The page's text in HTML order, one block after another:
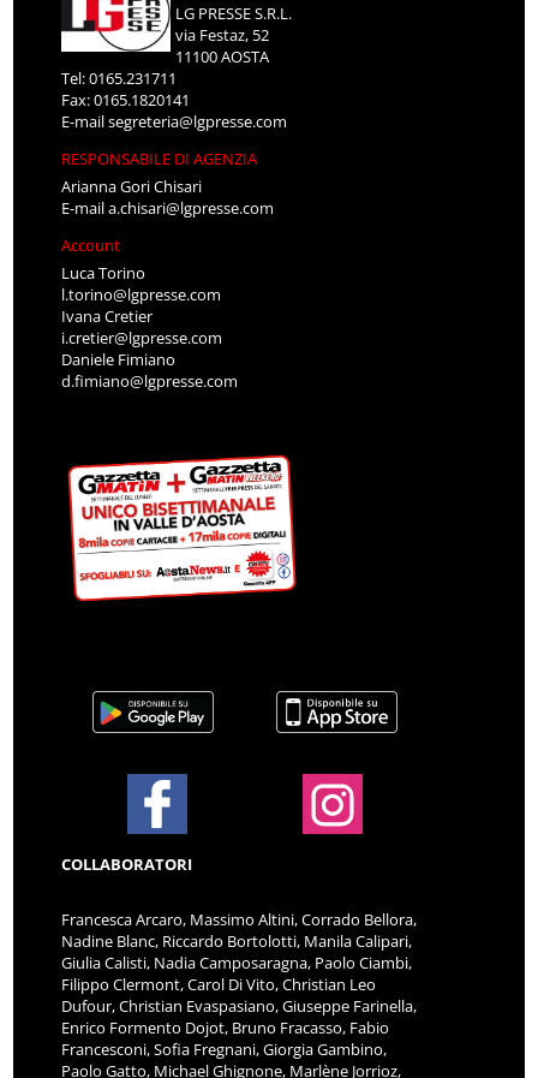
LG PRESSE S.R.L.
via Festaz, 52
11100 AOSTA
Tel: 0165.231711
Fax: 0165.1820141
E-mailsegreteria@lgpresse.com
RESPONSABILE DI AGENZIA
Arianna Gori Chisari
E-maila.chisari@lgpresse.com
Account
Luca Torino
l.torino@lgpresse.com
Ivana Cretier
i.cretier@lgpresse.com
Daniele Fimiano
d.fimiano@lgpresse.com
COLLABORATORI
Francesca Arcaro, Massimo Altini, Corrado Bellora,
Nadine Blanc, Riccardo Bortolotti, Manila Calipari,
Giulia Calisti, Nadia Camposaragna, Paolo Ciambi,
Filippo Clermont, Carol Di Vito, Christian Leo
Dufour, Christian Evaspasiano, Giuseppe Farinella,
Enrico Formento Dojot, Bruno Fracasso, Fabio
Francesconi, Sofia Fregnani, Giorgia Gambino,
Paolo Gatto, Michael Ghignone, Marlène Jorrioz,